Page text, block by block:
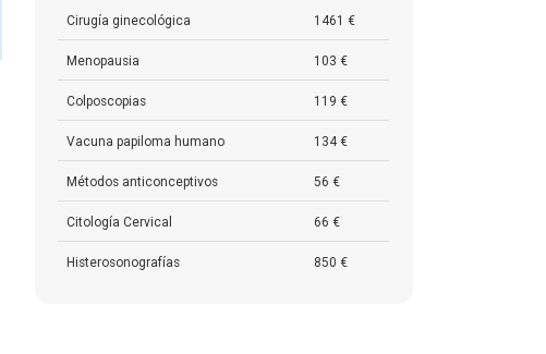
Cirugía ginecológica 1461 €
Menopausia 103 €
Colposcopias 119 €
Vacuna papiloma humano 134 €
Métodos anticonceptivos 56 €
Citología Cervical 66 €
Histerosonografías 850 €